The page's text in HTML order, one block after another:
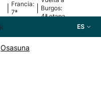
Francia:
7ª
Burgos:
4ª etapa
ES
Osasuna